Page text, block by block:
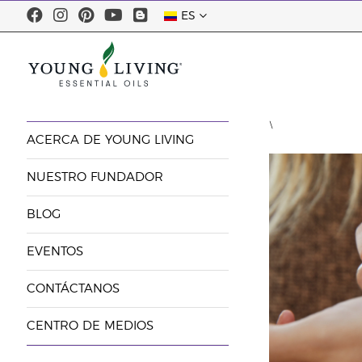
ES
ACERCA DE YOUNG LIVING
NUESTRO FUNDADOR
BLOG
EVENTOS
CONTÁCTANOS
CENTRO DE MEDIOS
\